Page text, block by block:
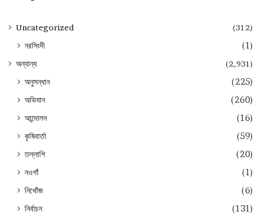
Uncategorized (312)
নরসিংদী (1)
অন্যান্য (2,931)
অনুসন্ধান
(225)
অভিযান
(260)
আন্দোলন
(16)
কৃষিবার্তা
(59)
তল্লাশি
(20)
নওগাঁ
(1)
নিখোঁজ
(6)
নির্বাচন
(131)